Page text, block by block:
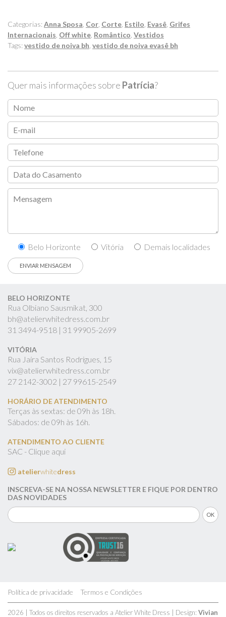
Categorias:Anna Sposa Cor Corte Estilo Evasê Grifes
Internacionais Off white Romântico Vestidos
Tags:vestido de noiva bh vestido de noiva evasê bh
Quer mais informações sobre Patrícia?
Belo Horizonte Vitória Demais localidades
BELO HORIZONTE
Rua Olbiano Sausmikat, 300
bh@atelierwhitedress.com.br
31 3494-9518 | 31 99905-2699
VITÓRIA
Rua Jaíra Santos Rodrigues, 15
vix@atelierwhitedress.com.br
27 2142-3002 | 27 99615-2549
HORÁRIO DE ATENDIMENTO
Terças às sextas: de 09h às 18h.
Sábados: de 09h às 16h.
ATENDIMENTO AO CLIENTE
SAC - Clique aqui
atelierwhitedress
INSCREVA-SE NA NOSSA NEWSLETTER E FIQUE POR DENTRO
DAS NOVIDADES
Política de privacidade Termos e Condições
2026 | Todos os direitos reservados a Atelier White Dress | Design: Vivian